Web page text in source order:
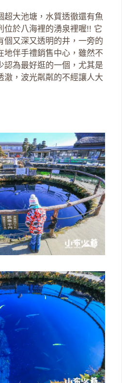
超大池塘，水質透徹還有魚
位於八海裡的湧泉裡喔!! 它
個又深又透明的井，一旁的
地伴手禮銷售中心，雖然不
認為最好逛的一個，尤其是
澈，波光粼粼的不經讓人大